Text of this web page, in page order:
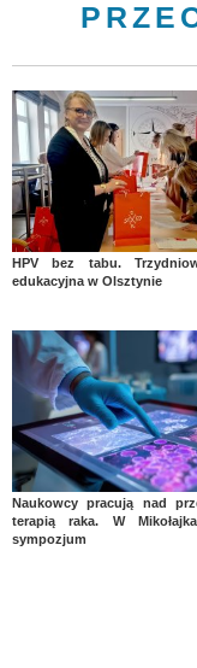
HPV bez tabu.
edukacyjna w Olsztynie
Naukowcy pracują nad
terapią raka. W
sympozjum